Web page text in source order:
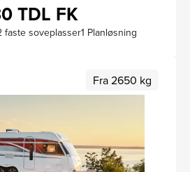
TDL FK
faste soveplasser1 Planløsning
Fra 2650 kg